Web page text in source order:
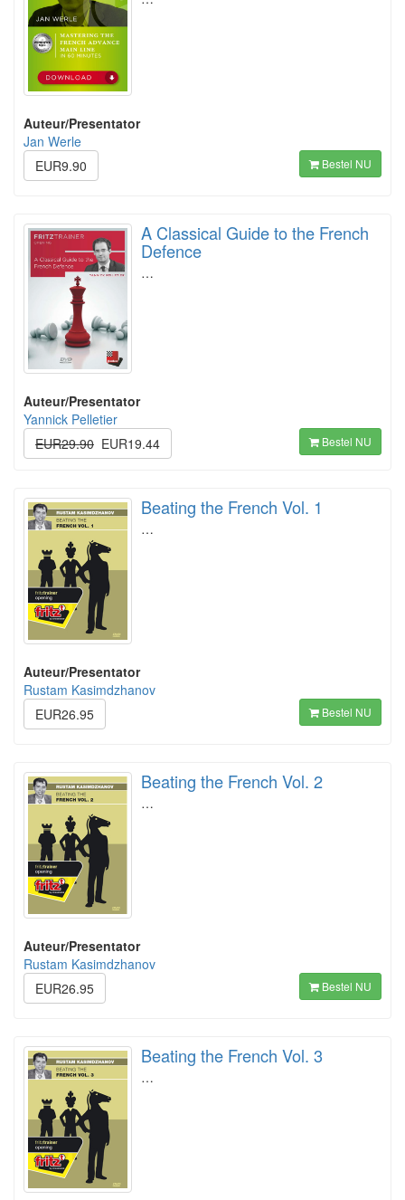
Auteur/Presentator
Jan Werle
EUR9.90
Bestel NU
A Classical Guide to the French
Defence
…
Auteur/Presentator
Yannick Pelletier
EUR29.90 EUR19.44 Bestel NU
Beating the French Vol. 1
…
Auteur/Presentator
Rustam Kasimdzhanov
EUR26.95
Bestel NU
Beating the French Vol. 2
…
Auteur/Presentator
Rustam Kasimdzhanov
EUR26.95
Bestel NU
Beating the French Vol. 3
…